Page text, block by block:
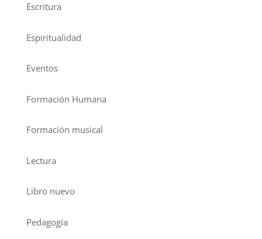
Escritura
Espiritualidad
Eventos
Formación Humana
Formación musical
Lectura
Libro nuevo
Pedagogía